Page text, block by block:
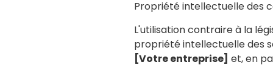
Propriété intellectuelle des
L'utilisation contraire à la
propriété intellectuelle des
[Votre entreprise] et, en